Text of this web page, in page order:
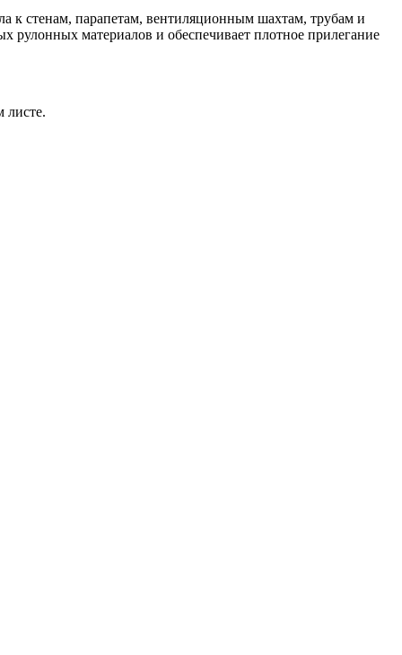
к стенам, парапетам, вентиляционным шахтам, трубам и
рулонных материалов и обеспечивает плотное прилегание
листе.